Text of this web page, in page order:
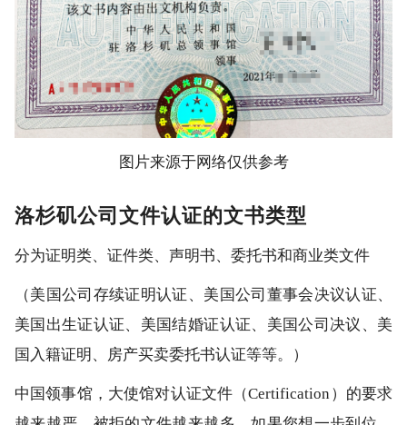
图片来源于网络仅供参考
洛杉矶公司文件认证的文书类型
分为证明类、证件类、声明书、委托书和商业类文件
（美国公司存续证明认证、美国公司董事会决议认证、
美国出生证认证、美国结婚证认证、美国公司决议、美
国入籍证明、房产买卖委托书认证等等。）
中国领事馆，大使馆对认证文件（Certification）的要求